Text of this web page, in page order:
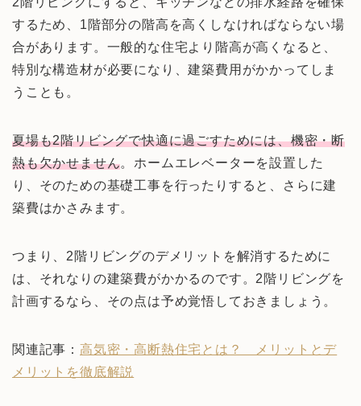
するため、1階部分の階高を高くしなければならない場
合があります。一般的な住宅より階高が高くなると、
特別な構造材が必要になり、建築費用がかかってしま
うことも。
夏場も2階リビングで快適に過ごすためには、機密・断
熱も欠かせません。ホームエレベーターを設置した
り、そのための基礎工事を行ったりすると、さらに建
築費はかさみます。
つまり、2階リビングのデメリットを解消するために
は、それなりの建築費がかかるのです。2階リビングを
計画するなら、その点は予め覚悟しておきましょう。
関連記事： 高気密・高断熱住宅とは？ メリットとデ
メリットを徹底解説